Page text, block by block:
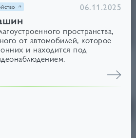
06.11.2025
пространства,
от автомобилей, которое
и находится под